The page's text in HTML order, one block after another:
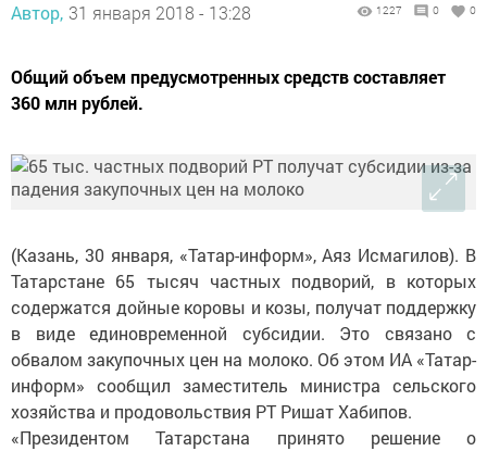
Автор, 31 января 2018 - 13:28 1227 0 0
Общий объем предусмотренных средств составляет
360 млн рублей.
(Казань, 30 января, «Татар-информ», Аяз Исмагилов). В
Татарстане 65 тысяч частных подворий, в которых
содержатся дойные коровы и козы, получат поддержку
в виде единовременной субсидии. Это связано с
обвалом закупочных цен на молоко. Об этом ИА «Татар-
информ» сообщил заместитель министра сельского
хозяйства и продовольствия РТ Ришат Хабипов.
«Президентом Татарстана принято решение о